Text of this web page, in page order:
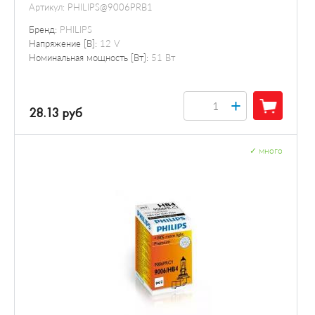
Артикул: PHILIPS@9006PRB1
Бренд: PHILIPS
Напряжение [В]: 12 V
Номинальная мощность [Вт]: 51 Вт
28.13 руб +
много